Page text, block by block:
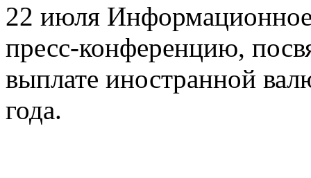
22 июля
пресс-конференцию,
выплате иностранной
года.